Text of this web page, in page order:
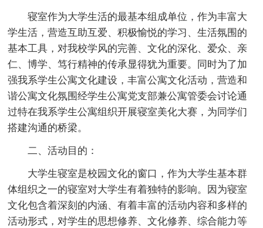
寝室作为大学生活的最基本组成单位，作为丰富大
学生活，营造互助互爱、积极愉悦的学习、生活氛围的
基本工具，对我校学风的完善、文化的深化、爱众、亲
仁、博学、笃行精神的传承显得犹为重要。同时为了加
强我系学生公寓文化建设，丰富公寓文化活动，营造和
谐公寓文化氛围经学生公寓党支部兼公寓管委会讨论通
过特在我系学生公寓组织开展寝室美化大赛，为同学们
搭建沟通的桥梁。
二、活动目的：
大学生寝室是校园文化的窗口，作为大学生基本群
体组织之一的寝室对大学生有着独特的影响。因为寝室
文化包含着深刻的内涵、有着丰富的活动内容和多样的
活动形式，对学生的思想修养、文化修养、综合能力等